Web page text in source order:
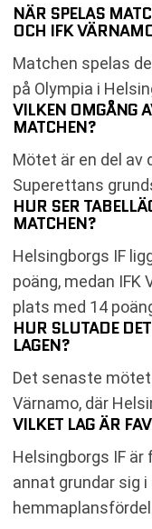
NÄR SPELAS
OCH IFK
Matchen spelas
på Olympia i
VILKEN OMGÅNG
MATCHEN?
Mötet är en del av
Superettans
HUR SER
MATCHEN?
Helsingborgs IF
poäng, medan IFK
plats med 14
HUR SLUTADE
LAGEN?
Det senaste mötet
Värnamo, där
VILKET LAG ÄR
Helsingborgs IF är
annat grundar sig